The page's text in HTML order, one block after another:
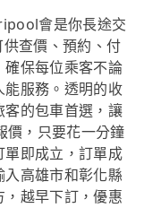
會是你長途交
查價、預約、付
保每位乘客不論
服務。透明的收
客的包車首選，讓
價，只要花一分鐘
即成立，訂單成
高雄市和彰化縣
越早下訂，優惠